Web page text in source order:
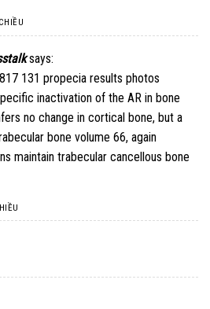
says:
131 propecia results photos
inactivation of the AR in bone
no change in cortical bone, but a
bone volume 66, again
maintain trabecular cancellous bone